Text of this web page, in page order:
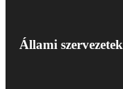
Állami szervezetek